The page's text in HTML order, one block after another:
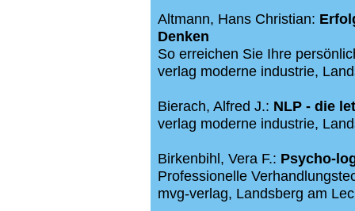
Altmann, Hans Christian:
Denken
So erreichen Sie Ihre
verlag moderne industrie,
Bierach, Alfred J.: NLP - die
verlag moderne industrie,
Birkenbihl, Vera F.: Psycho-
Professionelle
mvg-verlag, Landsberg am